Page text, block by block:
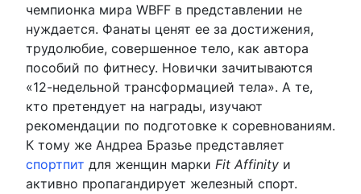
чемпионка мира WBFF в представлении не
нуждается. Фанаты ценят ее за достижения,
трудолюбие, совершенное тело, как автора
пособий по фитнесу. Новички зачитываются
«12-недельной трансформацией тела». А те,
кто претендует на награды, изучают
рекомендации по подготовке к соревнованиям.
К тому же Андреа Бразье представляет
спортпит для женщин марки Fit Affinity и
активно пропагандирует железный спорт.